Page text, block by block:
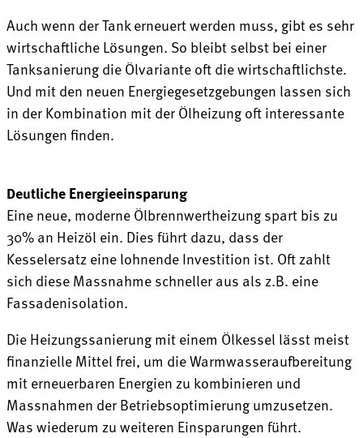
Auch wenn der Tank erneuert werden muss, gibt es sehr
wirtschaftliche Lösungen. So bleibt selbst bei einer
Tanksanierung die Ölvariante oft die wirtschaftlichste.
Und mit den neuen Energiegesetzgebungen lassen sich
in der Kombination mit der Ölheizung oft interessante
Lösungen finden.
Deutliche Energieeinsparung
Eine neue, moderne Ölbrennwertheizung spart bis zu
30% an Heizöl ein. Dies führt dazu, dass der
Kesselersatz eine lohnende Investition ist. Oft zahlt
sich diese Massnahme schneller aus als z.B. eine
Fassadenisolation.
Die Heizungssanierung mit einem Ölkessel lässt meist
finanzielle Mittel frei, um die Warmwasseraufbereitung
mit erneuerbaren Energien zu kombinieren und
Massnahmen der Betriebsoptimierung umzusetzen.
Was wiederum zu weiteren Einsparungen führt.